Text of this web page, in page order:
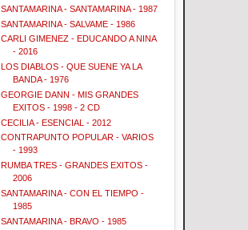
SANTAMARINA - SANTAMARINA - 1987
SANTAMARINA - SALVAME - 1986
CARLI GIMENEZ - EDUCANDO A NINA
- 2016
LOS DIABLOS - QUE SUENE YA LA
BANDA - 1976
GEORGIE DANN - MIS GRANDES
EXITOS - 1998 - 2 CD
CECILIA - ESENCIAL - 2012
CONTRAPUNTO POPULAR - VARIOS
- 1993
RUMBA TRES - GRANDES EXITOS -
2006
SANTAMARINA - CON EL TIEMPO -
1985
SANTAMARINA - BRAVO - 1985